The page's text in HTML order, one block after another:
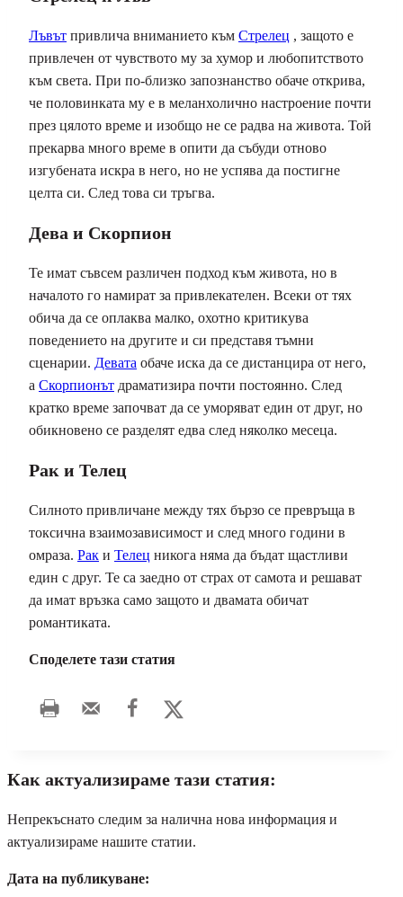
Лъвът привлича вниманието към Стрелец , защото е
привлечен от чувството му за хумор и любопитството
към света. При по-близко запознанство обаче открива,
че половинката му е в меланхолично настроение почти
през цялото време и изобщо не се радва на живота. Той
прекарва много време в опити да събуди отново
изгубената искра в него, но не успява да постигне
целта си. След това си тръгва.
Дева и Скорпион
Те имат съвсем различен подход към живота, но в
началото го намират за привлекателен. Всеки от тях
обича да се оплаква малко, охотно критикува
поведението на другите и си представя тъмни
сценарии. Девата обаче иска да се дистанцира от него,
а Скорпионът драматизира почти постоянно. След
кратко време започват да се уморяват един от друг, но
обикновено се разделят едва след няколко месеца.
Рак и Телец
Силното привличане между тях бързо се превръща в
токсична взаимозависимост и след много години в
омраза. Рак и Телец никога няма да бъдат щастливи
един с друг. Те са заедно от страх от самота и решават
да имат връзка само защото и двамата обичат
романтиката.
Споделете тази статия
Как актуализираме тази статия:
Непрекъснато следим за налична нова информация и
актуализираме нашите статии.
Дата на публикуване: